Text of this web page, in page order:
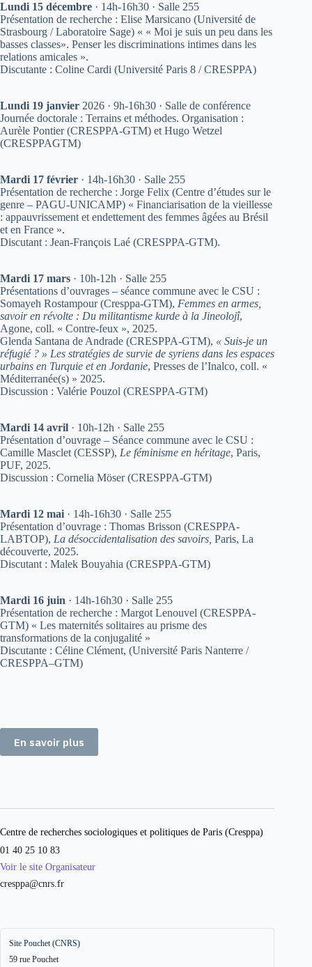
Lundi 15 décembre · 14h-16h30 · Salle 255
Présentation de recherche : Elise Marsicano (Université de
Strasbourg / Laboratoire Sage) « « Moi je suis un peu dans les
basses classes». Penser les discriminations intimes dans les
relations amicales ».
Discutante : Coline Cardi (Université Paris 8 / CRESPPA)
Lundi 19 janvier 2026 · 9h-16h30 · Salle de conférence
Journée doctorale : Terrains et méthodes. Organisation :
Aurèle Pontier (CRESPPA-GTM) et Hugo Wetzel
(CRESPPAGTM)
Mardi 17 février · 14h-16h30 · Salle 255
Présentation de recherche : Jorge Felix (Centre d’études sur le
genre – PAGU-UNICAMP) « Financiarisation de la vieillesse
: appauvrissement et endettement des femmes âgées au Brésil
et en France ».
Discutant : Jean-François Laé (CRESPPA-GTM).
Mardi 17 mars · 10h-12h · Salle 255
Présentations d’ouvrages – séance commune avec le CSU :
Somayeh Rostampour (Cresppa-GTM), Femmes en armes,
savoir en révolte : Du militantisme kurde à la Jineolojî,
Agone, coll. « Contre-feux », 2025.
Glenda Santana de Andrade (CRESPPA-GTM), « Suis-je un
réfugié ? » Les stratégies de survie de syriens dans les espaces
urbains en Turquie et en Jordanie, Presses de l’Inalco, coll. «
Méditerranée(s) » 2025.
Discussion : Valérie Pouzol (CRESPPA-GTM)
Mardi 14 avril · 10h-12h · Salle 255
Présentation d’ouvrage – Séance commune avec le CSU :
Camille Masclet (CESSP), Le féminisme en héritage, Paris,
PUF, 2025.
Discussion : Cornelia Möser (CRESPPA-GTM)
Mardi 12 mai · 14h-16h30 · Salle 255
Présentation d’ouvrage : Thomas Brisson (CRESPPA-
LABTOP), La désoccidentalisation des savoirs, Paris, La
découverte, 2025.
Discutant : Malek Bouyahia (CRESPPA-GTM)
Mardi 16 juin · 14h-16h30 · Salle 255
Présentation de recherche : Margot Lenouvel (CRESPPA-
GTM) « Les maternités solitaires au prisme des
transformations de la conjugalité »
Discutante : Céline Clément, (Université Paris Nanterre /
CRESPPA–GTM)
En savoir plus
Centre de recherches sociologiques et politiques de Paris (Cresppa)
01 40 25 10 83
Voir le site Organisateur
cresppa@cnrs.fr
Site Pouchet (CNRS)
59 rue Pouchet